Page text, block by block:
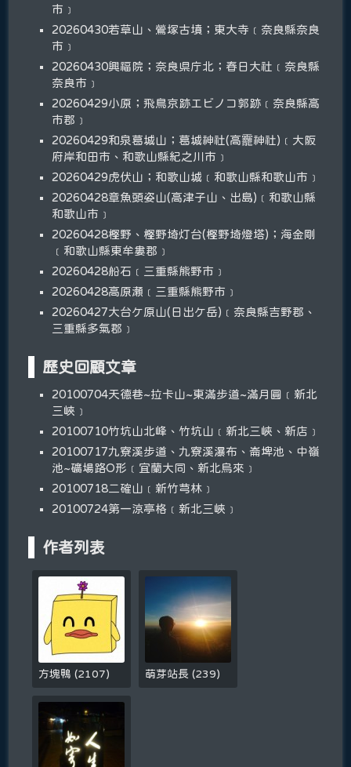
市﹞
20260430若草山、鶯塚古墳；東大寺﹝奈良縣奈良
市﹞
20260430興福院；奈良県庁北；春日大社﹝奈良縣
奈良市﹞
20260429小原；飛鳥京跡エビノコ郭跡﹝奈良縣高
市郡﹞
20260429和泉葛城山；葛城神社(高龗神社)﹝大阪
府岸和田市、和歌山縣紀之川市﹞
20260429虎伏山；和歌山城﹝和歌山縣和歌山市﹞
20260428章魚頭姿山(高津子山、出島)﹝和歌山縣
和歌山市﹞
20260428樫野、樫野埼灯台(樫野埼燈塔)；海金剛
﹝和歌山縣東牟婁郡﹞
20260428船石﹝三重縣熊野市﹞
20260428高原瀬﹝三重縣熊野市﹞
20260427大台ケ原山(日出ケ岳)﹝奈良縣吉野郡、
三重縣多氣郡﹞
歷史回顧文章
20100704天德巷~拉卡山~東滿步道~滿月圓﹝新北
三峽﹞
20100710竹坑山北峰、竹坑山﹝新北三峽、新店﹞
20100717九寮溪步道、九寮溪瀑布、崙埤池、中嶺
池~礦場路O形﹝宜蘭大同、新北烏來﹞
20100718二確山﹝新竹芎林﹞
20100724第一涼亭格﹝新北三峽﹞
作者列表
方塊鴨(2107) 萌芽站長(239)